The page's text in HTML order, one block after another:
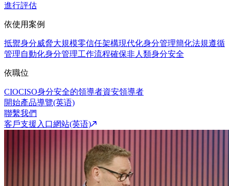
進行評估
依使用案例
抵禦身分威脅大規模零信任架構現代化身分管理簡化法規遵循
管理自動化身分管理工作流程確保非人類身分安全
依職位
CIOCISO身分安全的領導者資安領導者
開始產品導覽(英语)
聯繫我們
客戶支援入口網站(英语)